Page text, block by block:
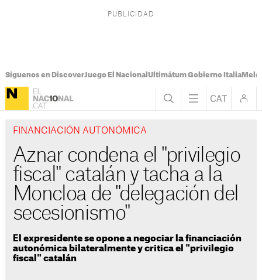
Síguenos en DiscoverJuego El Nacional Ultimátum Gobierno Italia
FINANCIACIÓN AUTONÓMICA
Aznar condena el "privilegio
fiscal" catalán y tacha a la
Moncloa de "delegación del
secesionismo"
El expresidente se opone a negociar la financiación
autonómica bilateralmente y critica el "privilegio
fiscal" catalán